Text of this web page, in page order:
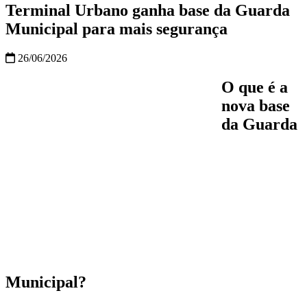
Terminal Urbano ganha base da Guarda
Municipal para mais segurança
26/06/2026
O que é a
nova base
da Guarda
Municipal?